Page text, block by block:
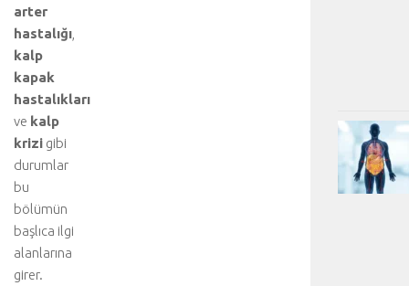
arter
hastalığı
kalp
kapak
hastalıkları
ve kalp
krizi gibi
durumlar
bu
bölümün
başlıca ilgi
alanlarına
girer.